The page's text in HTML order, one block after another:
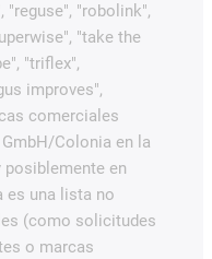
"reguse", "robolink",
"take the
"triflex",
improves",
comerciales
Colonia en la
posiblemente en
es una lista no
(como solicitudes
o marcas